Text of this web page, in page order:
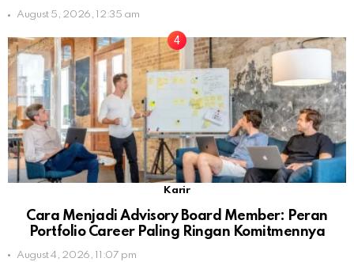
August 5, 2026, 12:35 am
Karir
Cara Menjadi Advisory Board Member: Peran
Portfolio Career Paling Ringan Komitmennya
August 4, 2026, 11:07 pm